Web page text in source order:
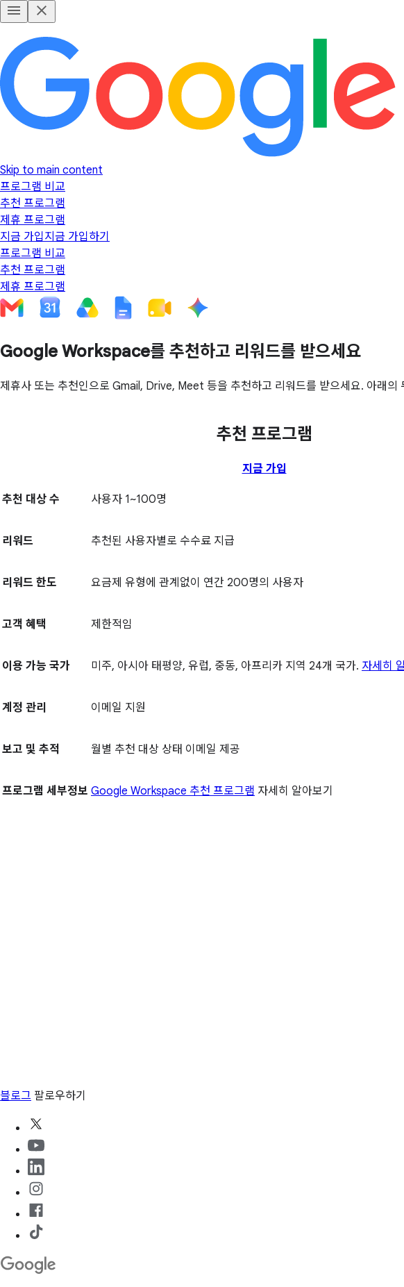
Skip to main content
프로그램 비교
추천 프로그램
제휴 프로그램
지금 가입 지금 가입하기
프로그램 비교
추천 프로그램
제휴 프로그램
Google Workspace를 추천하고 리워드를 받으세요
제휴사 또는 추천인으로 Gmail, Drive, Meet 등을 추천하고 리워드를 받으세요. 아래의
추천 프로그램
지금 가입
추천 대상 수 사용자 1~100명
리워드 추천된 사용자별로 수수료 지급
리워드 한도 요금제 유형에 관계없이 연간 200명의 사용자
고객 혜택 제한적임
이용 가능 국가 미주, 아시아 태평양, 유럽, 중동, 아프리카 지역 24개 국가. 자세히
계정 관리 이메일 지원
보고 및 추적 월별 추천 대상 상태 이메일 제공
프로그램 세부정보 Google Workspace 추천 프로그램 자세히 알아보기
블로그 팔로우하기